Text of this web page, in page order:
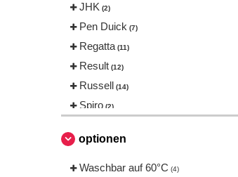
JHK (2)
Pen Duick (7)
Regatta (11)
Result (12)
Russell (14)
Spiro (2)
Stormtech
Tee Jays (12)
optionen
Waschbar auf 60°C (4)